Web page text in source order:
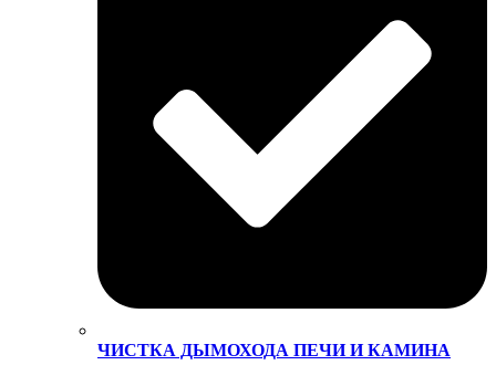
ЧИСТКА ДЫМОХОДА ПЕЧИ И КАМИНА